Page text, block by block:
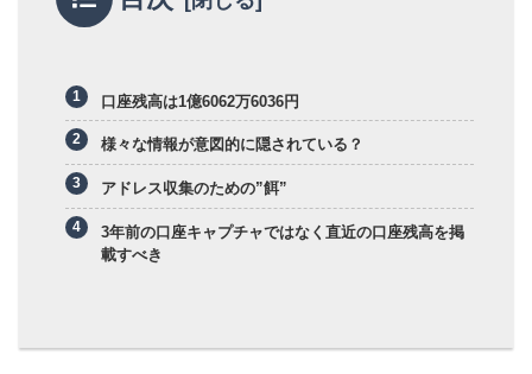
口座残高は1億6062万6036円
様々な情報が意図的に隠されている？
アドレス収集のための”餌”
3年前の口座キャプチャではなく直近の口座残高を掲
載すべき